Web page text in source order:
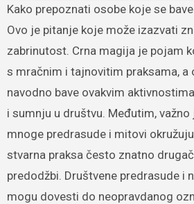
Kako prepoznati osobe koje se bave crnom magijom?
Ovo je pitanje koje može izazvati
zabrinutost. Crna magija je pojam
s mračnim i tajnovitim praksama, a
navodno bave ovakvim
i sumnju u društvu. Međutim,
mnoge predrasude i mitovi
stvarna praksa često znatno
predodžbi. Društvene predrasude i
mogu dovesti do neopravdanog